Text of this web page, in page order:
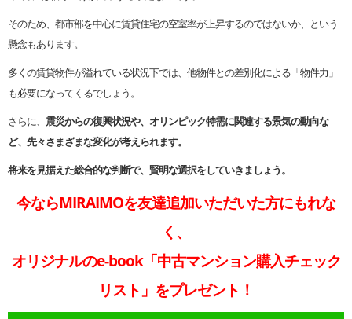
そのため、都市部を中心に賃貸住宅の空室率が上昇するのではないか、という
懸念もあります。
多くの賃貸物件が溢れている状況下では、他物件との差別化による「物件力」
も必要になってくるでしょう。
さらに、 震災からの復興状況や、オリンピック特需に関連する景気の動向な
ど、先々さまざまな変化が考えられます。
将来を見据えた総合的な判断で、賢明な選択をしていきましょう。
今ならMIRAIMOを友達追加いただいた方にもれな
く、
オリジナルのe-book「中古マンション購入チェック
リスト」をプレゼント！